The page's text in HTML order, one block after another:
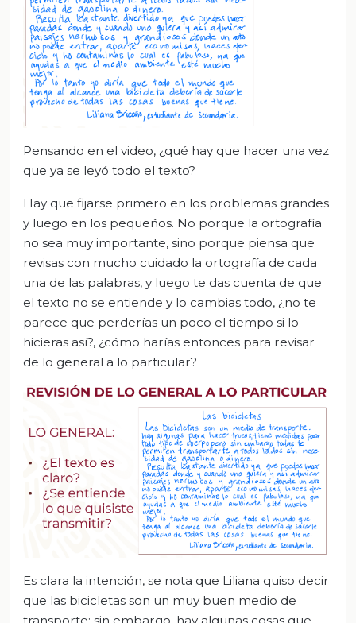
Pensando en el video, ¿qué hay que hacer una vez
que ya se leyó todo el texto?
Hay que fijarse primero en los problemas grandes
y luego en los pequeños. No porque la ortografía
no sea muy importante, sino porque piensa que
revisas con mucho cuidado la ortografía de cada
una de las palabras, y luego te das cuenta de que
el texto no se entiende y lo cambias todo, ¿no te
parece que perderías un poco el tiempo si lo
hicieras así?, ¿cómo harías entonces para revisar
de lo general a lo particular?
Es clara la intención, se nota que Liliana quiso decir
que las bicicletas son un muy buen medio de
transporte; sin embargo, hay algunas cosas que